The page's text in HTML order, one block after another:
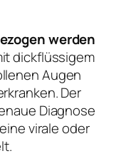
werden
dickflüssigem
Augen
Der
Diagnose
virale oder